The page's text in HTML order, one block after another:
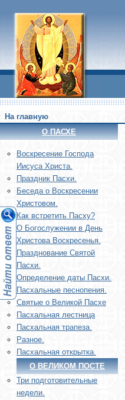
На главную
О ПАСХЕ
Воскреcение Господа
Иисуса Христа.
Праздник Пасхи.
Беседа о Воскресении
Христовом.
Как встретить Пасху?
О Богослужении в День
Христова Воскресенья.
Празднование Святой
Пасхи.
Определение даты Пасхи.
Пасхальные песнопения.
Святые о Великой Пасхе
Пасхальная лестница
Пасхальная трапеза.
Разное.
Пасхальная открытка.
О ВЕЛИКОМ ПОСТЕ
Три подготовительные
недели.